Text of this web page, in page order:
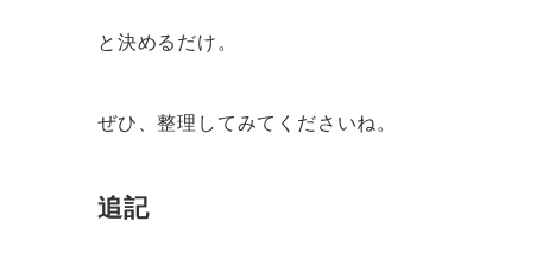
と決めるだけ。
ぜひ、整理してみてくださいね。
追記